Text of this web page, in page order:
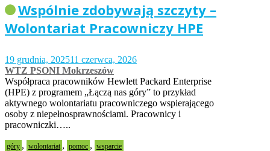
Wspólnie zdobywają szczyty –
Wolontariat Pracowniczy HPE
19 grudnia, 202511 czerwca, 2026
WTZ PSONI Mokrzeszów
Współpraca pracowników Hewlett Packard Enterprise
(HPE) z programem „Łączą nas góry” to przykład
aktywnego wolontariatu pracowniczego wspierającego
osoby z niepełnosprawnościami. Pracownicy i
pracowniczki…..
góry , wolontariat , pomoc , wsparcie